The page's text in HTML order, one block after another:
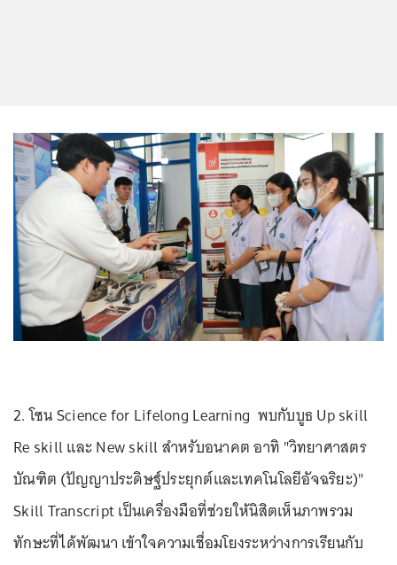
2. โซน Science for Lifelong Learning พบกับบูธ Up skill
Re skill และ New skill สำหรับอนาคต อาทิ "วิทยาศาสตร
บัณฑิต (ปัญญาประดิษฐ์ประยุกต์และเทคโนโลยีอัจฉริยะ)"
Skill Transcript เป็นเครื่องมือที่ช่วยให้นิสิตเห็นภาพรวม
ทักษะที่ได้พัฒนา เข้าใจความเชื่อมโยงระหว่างการเรียนกับ